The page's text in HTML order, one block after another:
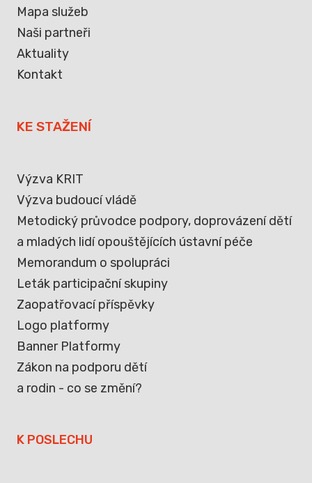
Mapa služeb
Naši partneři
Aktuality
Kontakt
KE STAŽENÍ
Výzva KRIT
Výzva budoucí vládě
Metodický průvodce podpory, doprovázení dětí
a mladých lidí opouštějících ústavní péče
Memorandum o spolupráci
Leták participační skupiny
Zaopatřovací příspěvky
Logo platformy
Banner Platformy
Zákon na podporu dětí
a rodin - co se změní?
K POSLECHU